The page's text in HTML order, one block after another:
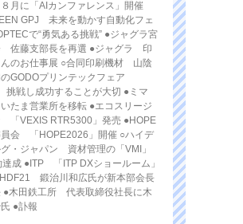
月に「AIカンファレンス」開催
GPJ 未来を動かす自動化フェ
で“勇気ある挑戦” ●ジャグラ宮
佐藤支部長を再選 ●ジャグラ 印
んのお仕事展 ○合同印刷機材 山陰
GODOプリンテックフェア
戦し成功することが大切 ●ミマ
たま営業所を移転 ●エコスリージ
「VEXIS RTR5300」発売 ●HOPE
会 「HOPE2026」開催 ○ハイデ
・ジャパン 資材管理の「VMI」
成 ●ITP 「ITP DXショールーム」
鍛治川和広氏が新本部会長
●木田鉄工所 代表取締役社長に木
●訃報